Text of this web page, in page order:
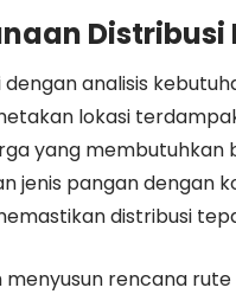
Distribusi
analisis
lokasi
yang membutuhkan
jenis pangan dengan
distribusi
menyusun rencana